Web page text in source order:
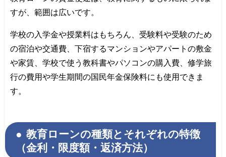
すが、範囲は広いです。
学校の入学金や授業料はもちろん、受験料や受験のため
の宿泊や交通費、下宿するマンションやアパートの敷金
や家賃、学校で使う教科書やパソコンの購入費、修学旅
行の費用や学生期間の国民年金保険料にも使用できま
す。
教育ローンの種類とそれぞれの特徴
（金利・限度額・返済方法）